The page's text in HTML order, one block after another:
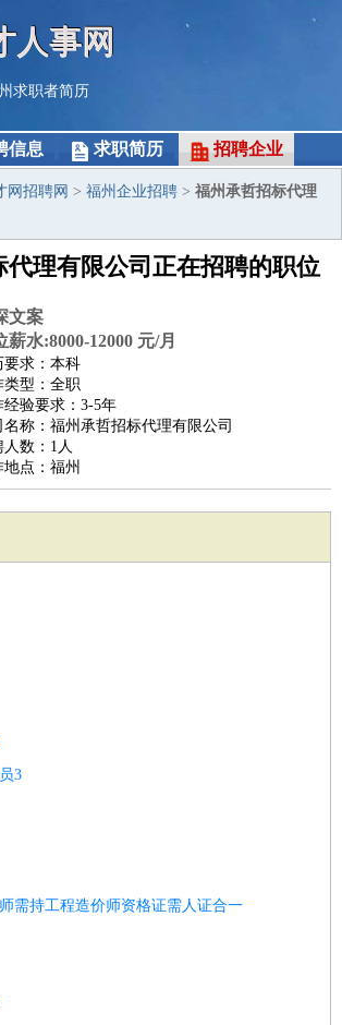
人事网
求职者简历
信息 求职简历 招聘企业
网招聘网 > 福州企业招聘 > 福州承哲招标代理
代理有限公司正在招聘的职位
文案
薪水:8000-12000 元/月
要求：本科
类型：全职
经验要求：3-5年
名称：福州承哲招标代理有限公司
人数：1人
地点：福州
3
需持工程造价师资格证需人证合一